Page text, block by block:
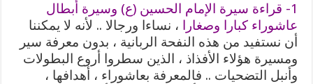
1- قراءة سيرة الإمام الحسين (ع) وسيرة أبطال
عاشوراء كبارا وصغارا ، نساءا ورجالا .. لأنه لا يمكننا
أن نستفيد من هذه النفحة الربانية ، بدون معرفة سير
ومسيرة هؤلاء الأفذاذ ، الذين سطروا أروع البطولات
وأنبل التضحيات .. فالمعرفة بعاشوراء ، أهدافها ،